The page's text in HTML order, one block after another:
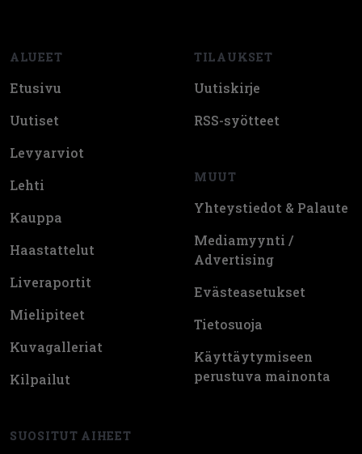
ALUEET
Etusivu
Uutiset
Levyarviot
Lehti
Kauppa
Haastattelut
Liveraportit
Mielipiteet
Kuvagalleriat
Kilpailut
SUOSITUT AIHEET
TILAUKSET
Uutiskirje
RSS-syötteet
MUUT
Yhteystiedot & Palaute
Mediamyynti /
Advertising
Evästeasetukset
Tietosuoja
Käyttäytymiseen
perustuva mainonta